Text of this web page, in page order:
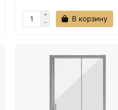
В корзину